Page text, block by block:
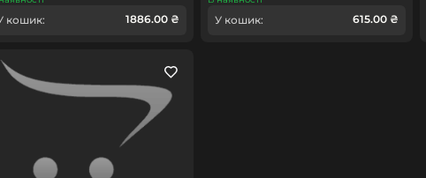
кошик: 1886.00 ₴ У кошик: 615.00 ₴